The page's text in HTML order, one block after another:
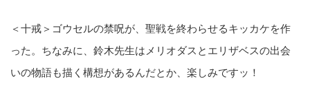
＜十戒＞ゴウセルの禁呪が、聖戦を終わらせるキッカケを作
った。ちなみに、鈴木先生はメリオダスとエリザベスの出会
いの物語も描く構想があるんだとか、楽しみですッ！